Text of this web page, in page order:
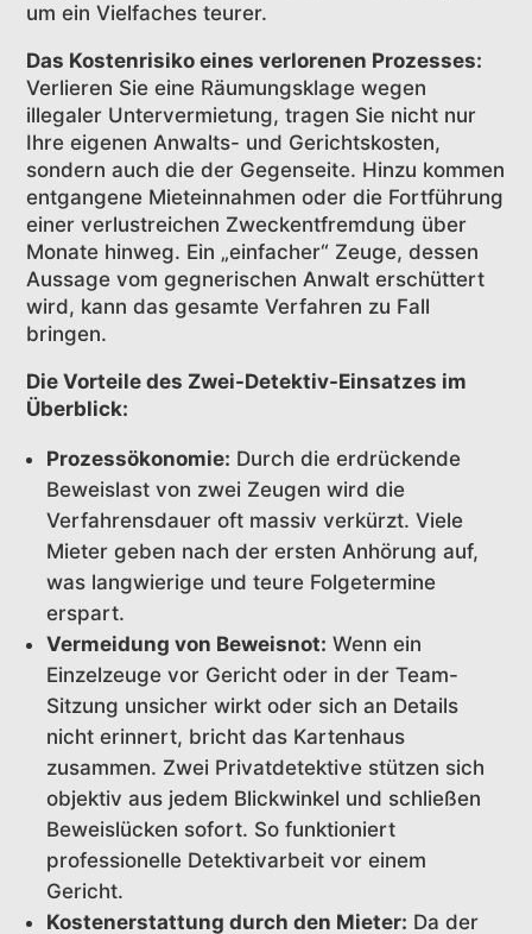
um ein Vielfaches teurer.
Das Kostenrisiko eines verlorenen Prozesses:
Verlieren Sie eine Räumungsklage wegen
illegaler Untervermietung, tragen Sie nicht nur
Ihre eigenen Anwalts- und Gerichtskosten,
sondern auch die der Gegenseite. Hinzu kommen
entgangene Mieteinnahmen oder die Fortführung
einer verlustreichen Zweckentfremdung über
Monate hinweg. Ein „einfacher“ Zeuge, dessen
Aussage vom gegnerischen Anwalt erschüttert
wird, kann das gesamte Verfahren zu Fall
bringen.
Die Vorteile des Zwei-Detektiv-Einsatzes im
Überblick:
Prozessökonomie: Durch die erdrückende
Beweislast von zwei Zeugen wird die
Verfahrensdauer oft massiv verkürzt. Viele
Mieter geben nach der ersten Anhörung auf,
was langwierige und teure Folgetermine
erspart.
Vermeidung von Beweisnot: Wenn ein
Einzelzeuge vor Gericht oder in der Team-
Sitzung unsicher wirkt oder sich an Details
nicht erinnert, bricht das Kartenhaus
zusammen. Zwei Privatdetektive stützen sich
objektiv aus jedem Blickwinkel und schließen
Beweislücken sofort. So funktioniert
professionelle Detektivarbeit vor einem
Gericht.
Kostenerstattung durch den Mieter: Da der